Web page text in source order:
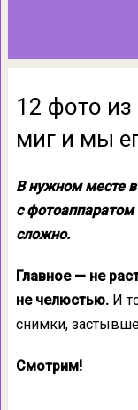
12 фото из
миг и мы
В нужном месте
с
сложно.
Главное — не
не челюстью.И
снимки,
Смотрим!